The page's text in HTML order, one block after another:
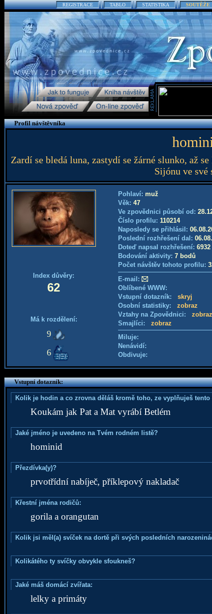
REGISTRACE TABLO STATISTIKA SOUTĚŽE
Profil návštěvníka
Zardí se bledá luna, zastydí se žárné slunko, až
Sijónu ve své
Index důvěry:
62
Má k rozdělení:
9
6
Pohlaví: muž
Věk: 47
Ve zpovědnici působí od:
Číslo profilu: 110214
Naposledy se přihlásil:
Poslední rozhřešení dal:
Doteď napsal rozhřešení: 6932
Bodování aktivity: 7 bodů
Počet návštěv tohoto profilu:
E-mail:
Oblíbené WWW:
Vstupní dotazník: skryj
Osobní statistiky: zobraz
Vztahy na Zpovědnici: zobraz
Smajlíci: zobraz
Miluje:
Nenávidí:
Obdivuje:
Vstupní dotazník:
Kolik je hodin a co zrovna děláš kromě toho, ze vyplňuješ tento
Koukám jak Pat a Mat vyrábí Betlém
Jaké jméno je uvedeno na Tvém rodném listě?
hominid
Přezdívka(y)?
prvotřídní nabíječ, příklepový nakladač
Křestní jména rodičů:
gorila a orangutan
Kolik jsi měl(a) svíček na dortě při svých posledních
Kolikátého ty svíčky obvykle sfoukneš?
Jaké máš domácí zvířata:
lelky a primáty